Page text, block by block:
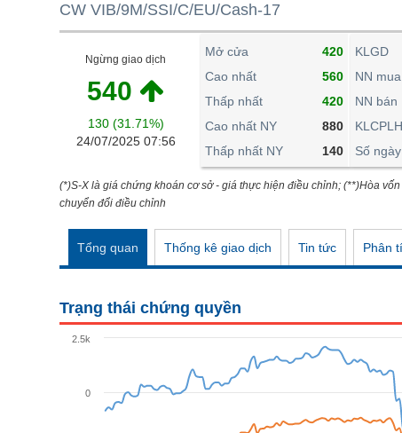
CW VIB/9M/SSI/C/EU/Cash-17
Ngừng giao dịch
540
130 (31.71%)
24/07/2025 07:56
Mở cửa
420
Cao nhất
560
Thấp nhất
420
Cao nhất NY
880
Thấp nhất NY
140
KLGD
NN mua
NN bán
KLCPLH
Số
(*)S-X là giá chứng khoán cơ sở - giá thực hiện điều chỉnh; (**)Hòa
chuyển đổi điều chỉnh
Tổng quan Thống kê giao dịch Tin tức Phân
Trạng thái chứng quyền
0
2.5k
TÀI CHÍNH
KINH TẾ
THẾ GIỚI
ĐÔNG DƯƠNG
PHÂN TÍCH
VS-SECTOR
NGUYÊN VẬT LIỆU
TIÊU DÙNG KHÔNG THIẾT YẾU